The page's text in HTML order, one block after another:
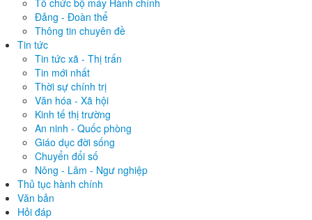
Tổ chức bộ máy Hành chính
Đảng - Đoàn thể
Thông tin chuyên đề
Tin tức
Tin tức xã - Thị trấn
Tin mới nhất
Thời sự chính trị
Văn hóa - Xã hội
Kinh tế thị trường
An ninh - Quốc phòng
Giáo dục đời sống
Chuyển đổi số
Nông - Lâm - Ngư nghiệp
Thủ tục hành chính
Văn bản
Hỏi đáp